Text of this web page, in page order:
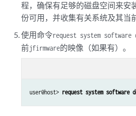
程，确保有足够的磁盘空间来安
份可用，并收集有关系统及其当
使用命令request system software
前jfirmware的映像（如果有）。
user@host> request system software